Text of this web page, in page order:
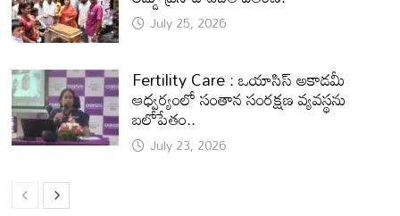
July 25, 2026
Fertility Care : ఒయాసిస్ అకాడమీ
ఆధ్వర్యంలో సంతాన సంరక్షణ వ్యవస్థను
బలోపేతం..
July 23, 2026